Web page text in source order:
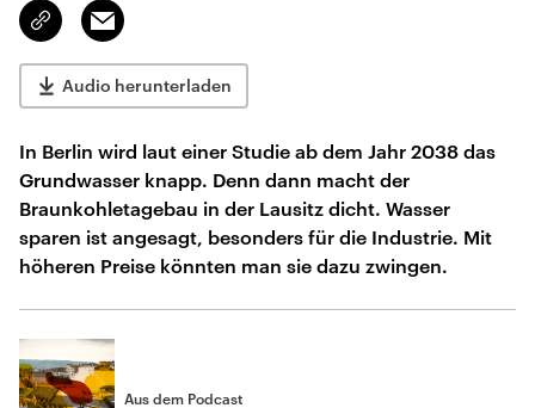
Link
kopieren/teilen
Email
Audio herunterladen
In Berlin wird laut einer Studie ab dem Jahr 2038 das
Grundwasser knapp. Denn dann macht der
Braunkohletagebau in der Lausitz dicht. Wasser
sparen ist angesagt, besonders für die Industrie. Mit
höheren Preise könnten man sie dazu zwingen.
Aus dem Podcast